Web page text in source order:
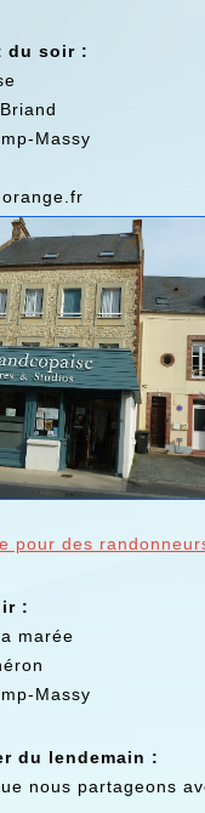
du soir :
Massy
pour des
:
marée
Massy
du lendemain :
nous partageons